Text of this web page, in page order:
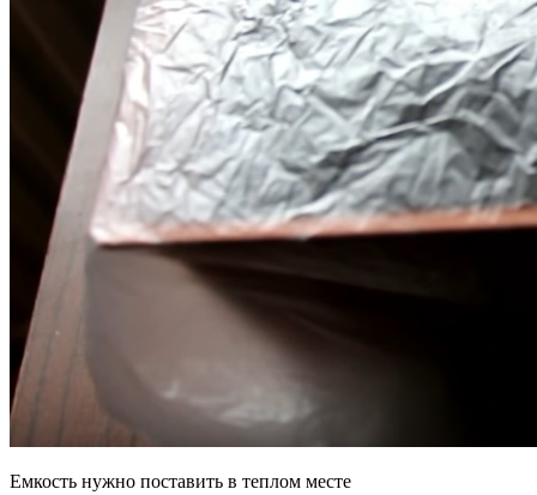
Емкость нужно поставить в теплом месте